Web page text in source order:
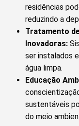
residências
reduzindo a
Tratamento
Inovadoras:
ser instalados
água limpa.
Educação
sustentáveis
do meio